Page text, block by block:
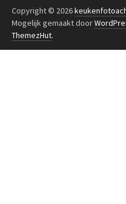
Copyright © 2026
Mogelijk gemaakt door
ThemezHut.